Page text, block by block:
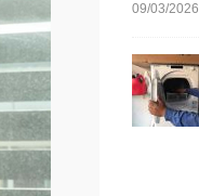
09/03/2026